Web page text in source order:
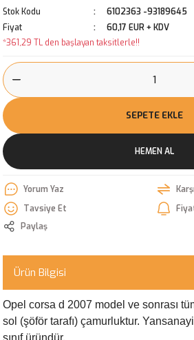
Stok Kodu
6102363 -93189645
Fiyat
60,17 EUR + KDV
*361,29 TL den başlayan taksitlerle!!
SEPETE EKLE
HEMEN AL
Yorum Yaz
Tavsiye Et
Paylaş
Ürün Bilgisi
Opel corsa d 2007 model ve sonrası
sol (şöför tarafı) çamurluktur.
sınıf üründür.